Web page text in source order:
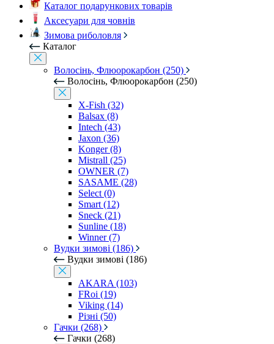
Каталог подарункових товарів
Аксесуари для човнів
Зимова риболовля
Каталог
Волосінь, Флюорокарбон (250)
Волосінь, Флюорокарбон (250)
X-Fish (32)
Balsax (8)
Intech (43)
Jaxon (36)
Konger (8)
Mistrall (25)
OWNER (7)
SASAME (28)
Select (0)
Smart (12)
Sneck (21)
Sunline (18)
Winner (7)
Вудки зимові (186)
Вудки зимові (186)
AKARA (103)
FRoi (19)
Viking (14)
Різні (50)
Гачки (268)
Гачки (268)